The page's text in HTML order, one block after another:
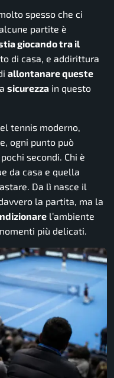
spesso che ci
partite è
giocando tra il
di casa, e addirittura
allontanare queste
sicurezza in questo
tennis moderno,
ogni punto può
secondi. Chi è
da casa e quella
Da lì nasce il
la partita, ma la
l’ambiente
più delicati.